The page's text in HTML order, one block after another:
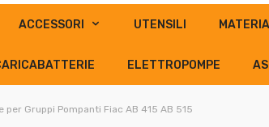
ACCESSORI UTENSILI
ELETTROPOMPE
per Gruppi Pompanti Fiac AB 415 AB 515